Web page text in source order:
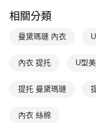
ATM／網路銀行／等多元
※ 請注意：結帳手續完成
購買商品的店家。未經商
後付繳納相關費用。
是否繳費成功／繳費後需
【注意事項】
易，需依本服務之必要範
萊爾富取貨付款
每筆NT$90，滿
每筆NT$90，滿
7-11取貨付款
相關分類
曼黛瑪璉 內衣
內衣 提托 U型
提托 曼黛瑪璉
內衣 絲棉